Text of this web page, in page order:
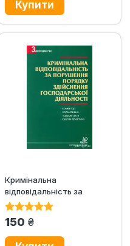
Кримінальна
відповідальність за
порушення порядку
150 грн.